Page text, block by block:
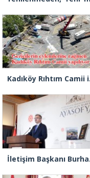
İletişim